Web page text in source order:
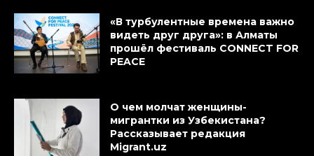
«В турбулентные времена важно
видеть друг друга»: в Алматы
прошёл фестиваль CONNECT FOR
PEACE
О чем молчат женщины-
мигрантки из Узбекистана?
Рассказывает редакция
Migrant.uz